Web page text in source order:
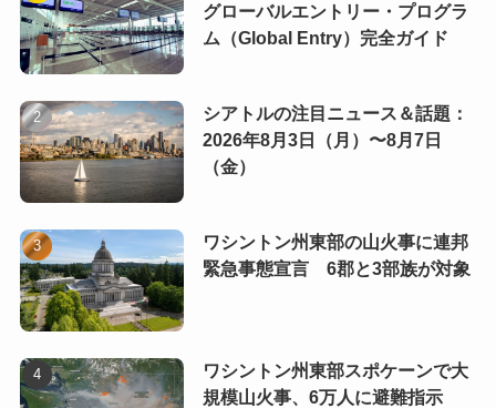
グローバルエントリー・プログラ
ム（Global Entry）完全ガイド
シアトルの注目ニュース＆話題：
2026年8月3日（月）〜8月7日
（金）
ワシントン州東部の山火事に連邦
緊急事態宣言 6郡と3部族が対象
ワシントン州東部スポケーンで大
規模山火事、6万人に避難指示